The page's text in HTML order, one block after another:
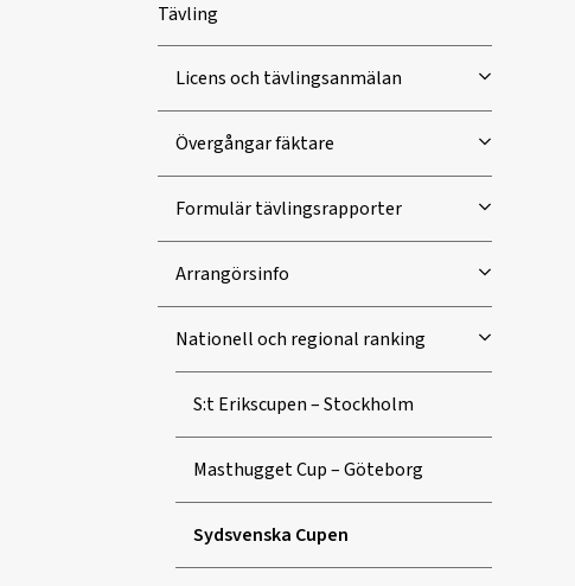
Tävling
Licens och tävlingsanmälan
Övergångar fäktare
Formulär tävlingsrapporter
Arrangörsinfo
Nationell och regional ranking
S:t Erikscupen – Stockholm
Masthugget Cup – Göteborg
Sydsvenska Cupen